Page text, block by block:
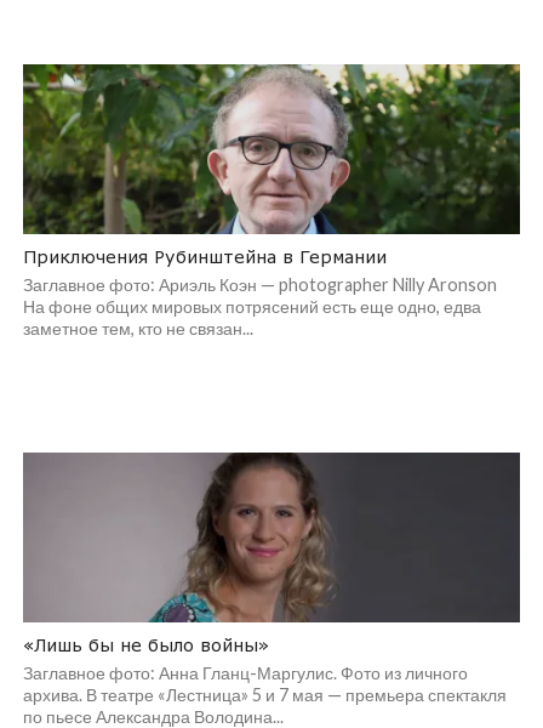
Приключения Рубинштейна в Германии
Заглавное фото: Ариэль Коэн — photographer Nilly Aronson
На фоне общих мировых потрясений есть еще одно, едва
заметное тем, кто не связан...
«Лишь бы не было войны»
Заглавное фото: Анна Гланц-Маргулис. Фото из личного
архива. В театре «Лестница» 5 и 7 мая — премьера спектакля
по пьесе Александра Володина...